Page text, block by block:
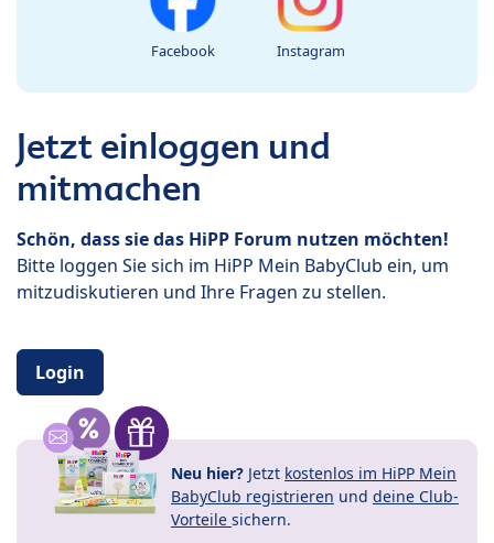
Facebook Instagram
Jetzt einloggen und
mitmachen
Schön, dass sie das HiPP Forum nutzen möchten!
Bitte loggen Sie sich im HiPP Mein BabyClub ein, um
mitzudiskutieren und Ihre Fragen zu stellen.
Login
Neu hier? Jetzt kostenlos im HiPP Mein
BabyClub registrieren und deine Club-
Vorteile sichern.